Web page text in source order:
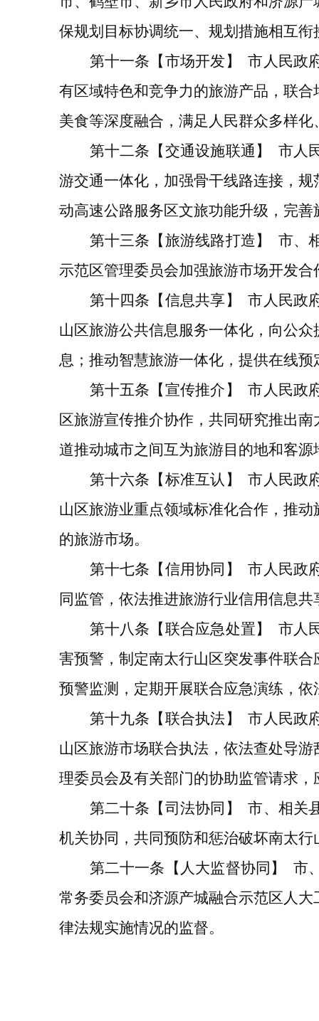
保规划目标协调统一、规划措施相互衔
第十一条 【市场开发】
市人民政
有区域特色和竞争力的旅游产品，联
美食等深度融合，满足人民群众多样
第十二条 【交通设施联通】
市人
游交通一体化，加强骨干线路连接，
动高速公路服务区文旅功能升级，完
第十三条 【旅游线路打造】 市、
示范区管理委员会加强旅游市场开发合
第十四条 【信息共享】
市人民政
山区旅游公共信息服务一体化，向公众
息；推动智慧旅游一体化，提供在线
第十五条 【宣传推介 】
市人民政
区旅游宣传推介协作 ，共同研究推出南
道推动城市之间互为旅游目的地和客
第十六条 【标准互认 】
市人民政
山区旅游业重点领域标准化合作，推
的旅游市场。
第十七条 【信用协同】
市人民政
同监管， 依法推进旅游行业信用信息
第十八条 【联合应急处置】
市人
害预警， 制定南太行山区突发事件联合
预警监测， 定期开展联合应急演练 ，依
第十九条 【联合执法】
市人民政
山区旅游市场联合执法 ，依法查处导游
理委员会及有关部门的协助监管请求
第二十条 【司法协同】 市、 相关
机关协同，共同预防和惩治破坏南太
第二十一条 【人大监督协同】 市
常务委员会和济源产城融合示范区人
律法规实施情况的监督。